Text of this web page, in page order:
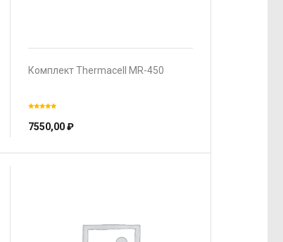
Комплект Thermacell MR-450
7550,00₽